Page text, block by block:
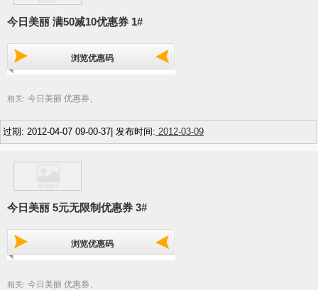
今日美丽 满50减10优惠券 1#
浏览优惠码
相关: 今日美丽 优惠券
过期: 2012-04-07 09-00-37| 发布时间: 2012-03-09
今日美丽 5元无限制优惠券 3#
浏览优惠码
相关: 今日美丽 优惠券